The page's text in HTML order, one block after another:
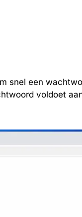
snel een
voldoet